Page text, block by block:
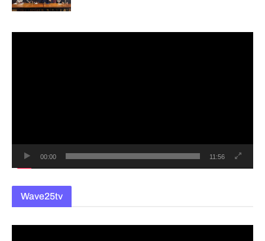
00:00 11:56
Wave25tv